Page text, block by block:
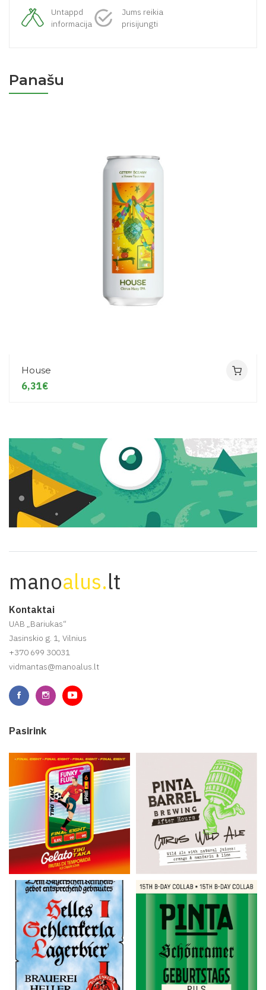
Untappd
informacija
Jums reikia
prisijungti
Panašu
House
6,31€
manoalus.lt
Kontaktai
UAB „Bariukas“
Jasinskio g. 1, Vilnius
+370 699 30031
vidmantas@manoalus.lt
Pasirink